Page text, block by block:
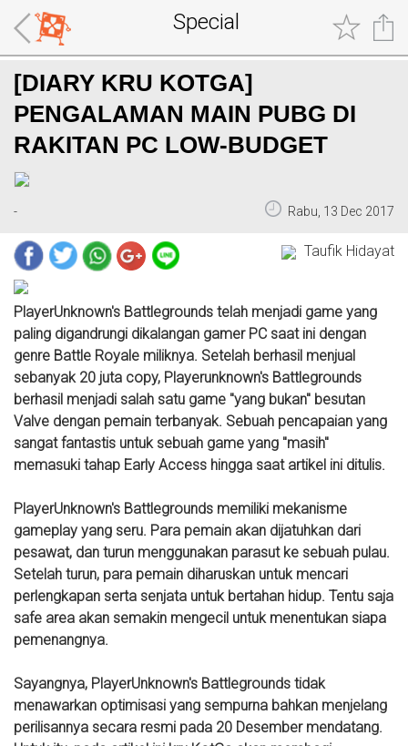
Special
[DIARY KRU KOTGA]
PENGALAMAN MAIN PUBG DI
RAKITAN PC LOW-BUDGET
- Rabu, 13 Dec 2017
Taufik Hidayat
PlayerUnknown's Battlegrounds telah menjadi game yang
paling digandrungi dikalangan gamer PC saat ini dengan
genre Battle Royale miliknya. Setelah berhasil menjual
sebanyak 20 juta copy, Playerunknown's Battlegrounds
berhasil menjadi salah satu game "yang bukan" besutan
Valve dengan pemain terbanyak. Sebuah pencapaian yang
sangat fantastis untuk sebuah game yang "masih"
memasuki tahap Early Access hingga saat artikel ini ditulis.
PlayerUnknown's Battlegrounds memiliki mekanisme
gameplay yang seru. Para pemain akan dijatuhkan dari
pesawat, dan turun menggunakan parasut ke sebuah pulau.
Setelah turun, para pemain diharuskan untuk mencari
perlengkapan serta senjata untuk bertahan hidup. Tentu saja
safe area akan semakin mengecil untuk menentukan siapa
pemenangnya.
Sayangnya, PlayerUnknown's Battlegrounds tidak
menawarkan optimisasi yang sempurna bahkan menjelang
perilisannya secara resmi pada 20 Desember mendatang.